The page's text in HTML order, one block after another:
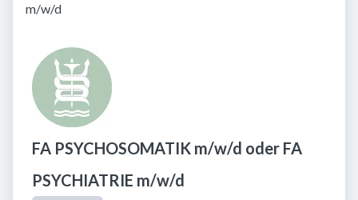
m/w/d
FA PSYCHOSOMATIK m/w/d oder FA
PSYCHIATRIE m/w/d